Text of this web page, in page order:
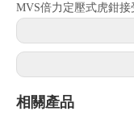
MVS倍力定壓式虎鉗
相關產品